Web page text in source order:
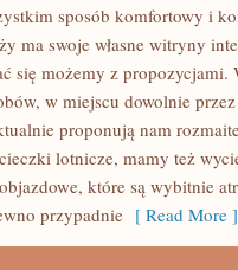
sposób komfortowy i
ma swoje własne witryny
się możemy z propozycjami.
w miejscu dowolnie
proponują nam
lotnicze, mamy też
które są wybitnie
przypadnie [ Read More ]